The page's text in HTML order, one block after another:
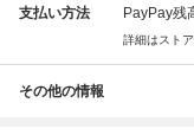
支払い方法 PayPay残
詳細はスト
その他の情報